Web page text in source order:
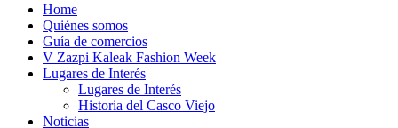
Home
Quiénes somos
Guía de comercios
V Zazpi Kaleak Fashion Week
Lugares de Interés
Lugares de Interés
Historia del Casco Viejo
Noticias